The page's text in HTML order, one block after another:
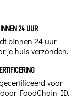
24 UUR
binnen 24 uur
je huis verzonden.
voor
FoodChain ID.